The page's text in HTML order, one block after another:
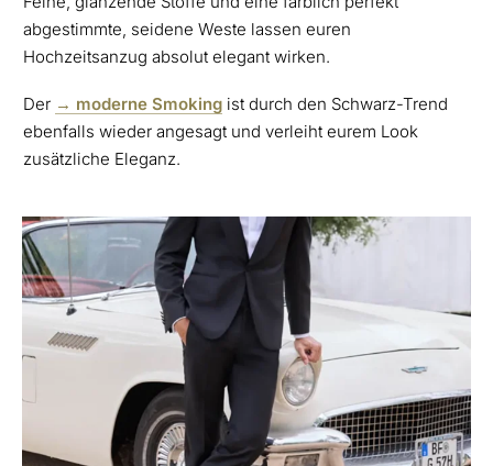
abgestimmte, seidene Weste lassen euren
Hochzeitsanzug absolut elegant wirken.
Der → moderne Smoking ist durch den Schwarz-Trend
ebenfalls wieder angesagt und verleiht eurem Look
zusätzliche Eleganz.